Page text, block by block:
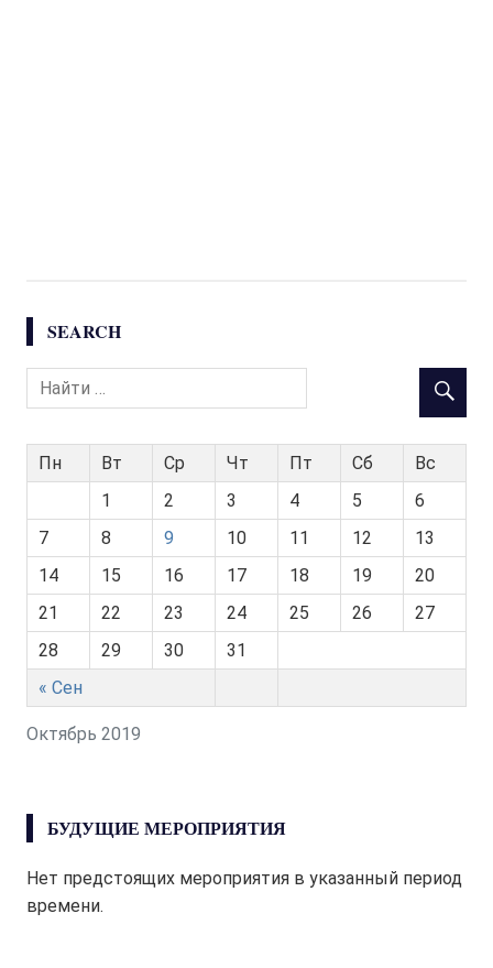
SEARCH
Октябрь 2019
Пн Вт Ср Чт Пт Сб Вс
« Сен
1 2 3 4 5
6
7
8 9 10 11 12
13
14
15 16 17 18 19
20
21
22 23 24 25 26
27
28
29 30 31
БУДУЩИЕ МЕРОПРИЯТИЯ
Нет предстоящих мероприятия в указанный период
времени.